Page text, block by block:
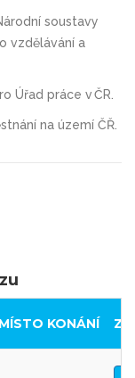
soustavy
vzdělávání a
Úřad práce v ČR.
na území ČŘ.
MÍSTO KONÁNÍ